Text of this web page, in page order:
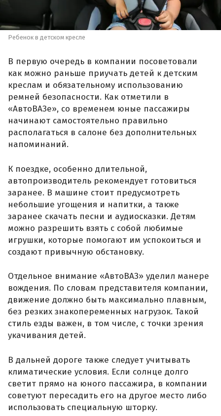
Ребенок в детском кресле
В первую очередь в компании посоветовали
как можно раньше приучать детей к детским
креслам и обязательному использованию
ремней безопасности. Как отметили в
«АвтоВАЗе», со временем юные пассажиры
начинают самостоятельно правильно
располагаться в салоне без дополнительных
напоминаний.
К поездке, особенно длительной,
автопроизводитель рекомендует готовиться
заранее. В машине стоит предусмотреть
небольшие угощения и напитки, а также
заранее скачать песни и аудиосказки. Детям
можно разрешить взять с собой любимые
игрушки, которые помогают им успокоиться и
создают привычную обстановку.
Отдельное внимание «АвтоВАЗ» уделил манере
вождения. По словам представителя компании,
движение должно быть максимально плавным,
без резких знакопеременных нагрузок. Такой
стиль езды важен, в том числе, с точки зрения
укачивания детей.
В дальней дороге также следует учитывать
климатические условия. Если солнце долго
светит прямо на юного пассажира, в компании
советуют пересадить его на другое место либо
использовать специальную шторку.